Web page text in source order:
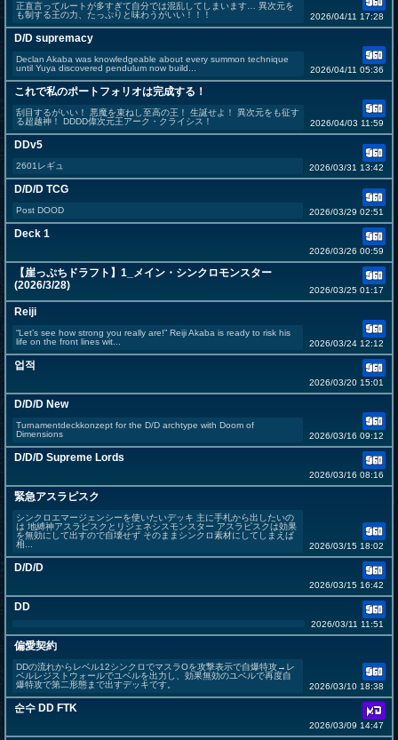
正直言ってルートが多すぎて自分では混乱してしまいます… 異次元を
も制する王の力、たっぷりと味わうがいい！！！
2026/04/11 17:28
D/D supremacy
Declan Akaba was knowledgeable about every summon technique
until Yuya discovered pendulum now build...
2026/04/11 05:36
これで私のポートフォリオは完成する！
刮目するがいい！ 悪魔を束ねし至高の王！ 生誕せよ！ 異次元をも征す
る超越神！ DDDD偉次元王アーク・クライシス！
2026/04/03 11:59
DDv5
2601レギュ 2026/03/31 13:42
D/D/D TCG
Post DOOD 2026/03/29 02:51
Deck 1
2026/03/26 00:59
【崖っぷちドラフト】1_メイン・シンクロモンスター
(2026/3/28)
2026/03/25 01:17
Reiji
“Let’s see how strong you really are!” Reiji Akaba is ready to risk his
life on the front lines wit...
2026/03/24 12:12
업적
2026/03/20 15:01
D/D/D New
Turnamentdeckkonzept for the D/D archtype with Doom of
Dimensions
2026/03/16 09:12
D/D/D Supreme Lords
2026/03/16 08:16
緊急アスラピスク
シンクロエマージェンシーを使いたいデッキ 主に手札から出したいの
は 地縛神アスラピスクとリジェネシスモンスター アスラピスクは効果
を無効にして出すので自壊せず そのままシンクロ素材にしてしまえば
相...
2026/03/15 18:02
D/D/D
2026/03/15 16:42
DD
2026/03/11 11:51
偏愛契約
DDの流れからレベル12シンクロでマスラOを攻撃表示で自爆特攻→レ
ベルレジストウォールでユベルを出力し、効果無効のユベルで再度自
爆特攻で第二形態まで出すデッキです。
2026/03/10 18:38
순수 DD FTK
2026/03/09 14:47